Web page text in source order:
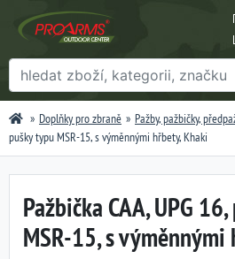
Doplňky pro zbraně Pažby, pažbičky,
pušky typu MSR-15, s výměnnými hřbety, Khaki
Pažbička CAA, UPG
MSR-15, s výměnnými